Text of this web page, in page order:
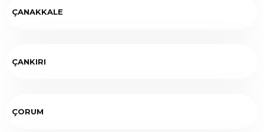
ÇANAKKALE
ÇANKIRI
ÇORUM